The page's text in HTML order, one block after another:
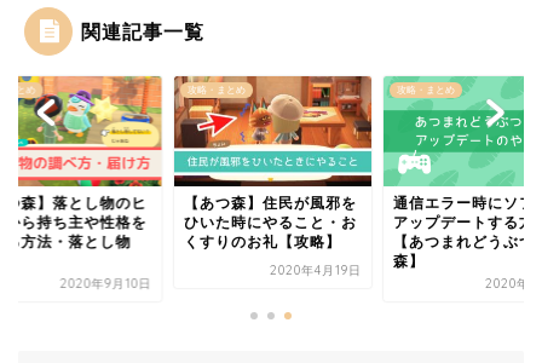
関連記事一覧
まとめ
つ森】落とし物のヒ
から持ち主や性格を
る方法・落とし物
2020年9月10日
攻略・まとめ
【あつ森】住民が風邪を
ひいた時にやること・お
くすりのお礼【攻略】
2020年4月19日
攻略・まとめ
通信エラー時にソフ
アップデートする方
【あつまれどうぶつ
森】
2020年4